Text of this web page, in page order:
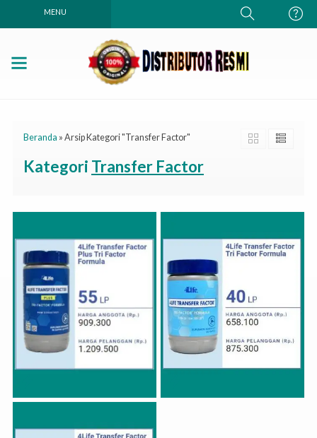
MENU
Beranda » Arsip Kategori "Transfer Factor"
Kategori Transfer Factor